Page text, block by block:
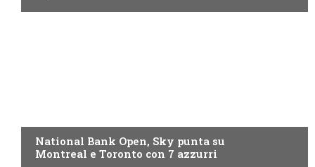
National Bank Open, Sky punta su
Montreal e Toronto con 7 azzurri